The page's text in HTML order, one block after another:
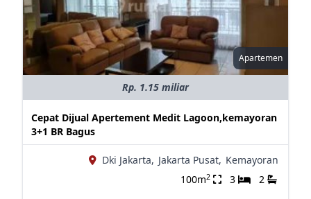
Apartemen
Rp. 1.15 miliar
Cepat Dijual Apertement Medit Lagoon,kemayoran
3+1 BR Bagus
Dki Jakarta, Jakarta Pusat, Kemayoran
100m2 3 2